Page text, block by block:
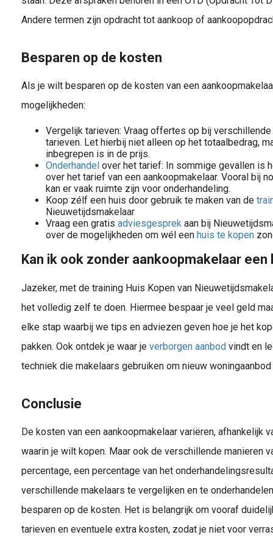
Andere termen zijn opdracht tot aankoop of
Besparen op de kosten
Als je wilt besparen op de kosten van een
mogelijkheden:
Vergelijk tarieven: Vraag offertes op bij
tarieven. Let hierbij niet alleen op het totaalbedrag,
inbegrepen is in de prijs.
Onderhandel over het tarief: In sommige gevallen is
over het tarief van een aankoopmakelaar. Vooral bij
kan er vaak ruimte zijn voor onderhandeling.
Koop zélf een huis door gebruik te maken van de
Nieuwetijdsmakelaar
Vraag een gratis adviesgesprek aan bij
over de mogelijkheden om wél een huis te kopen
Kan ik ook zonder aankoopmakelaar een
Jazeker, met de training Huis Kopen van
het volledig zelf te doen. Hiermee bespaar je veel geld
elke stap waarbij we tips en adviezen geven hoe je het
pakken. Ook ontdek je waar je verborgen aanbod vindt en
techniek die makelaars gebruiken om nieuw
Conclusie
De kosten van een aankoopmakelaar variëren, afhankelijk
waarin je wilt kopen. Maar ook de verschillende manieren
percentage, een percentage van het
verschillende makelaars te vergelijken en te
besparen op de kosten. Het is belangrijk om vooraf
tarieven en eventuele extra kosten, zodat je niet voor